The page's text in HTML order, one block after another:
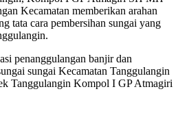
Kecamatan memberikan arahan
tata cara pembersihan sungai yang
penanggulangan banjir dan
sungai Kecamatan Tanggulangin
Tanggulangin Kompol I GP Atmagiri